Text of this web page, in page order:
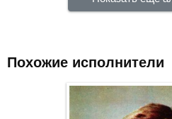
Похожие исполнители